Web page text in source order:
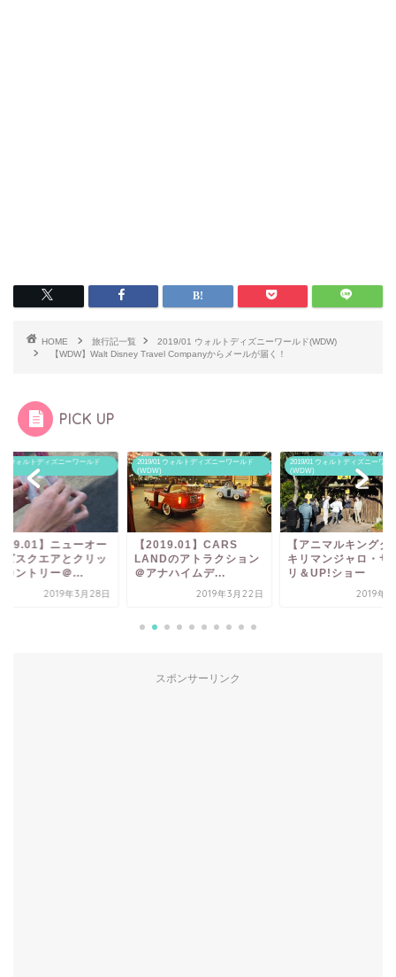
HOME 旅行記一覧
2019/01 ウォルトディズニーワールド(WDW)
【WDW】Walt Disney Travel Companyからメールが届く！
PICK UP
ウォルトディズニーワールド
】ニューオー
ズスクエアとクリッ
カントリー＠...
2019年3月28日
2019/01 ウォルトディズニーワールド
(WDW)
【2019.01】CARS
LANDのアトラクション
＠アナハイムデ...
2019年3月22日
2019/01 ウォルトディズニーワー
(WDW)
【アニマルキングダ
キリマンジャロ・サ
リ＆UP!ショー
2019年5
スポンサーリンク